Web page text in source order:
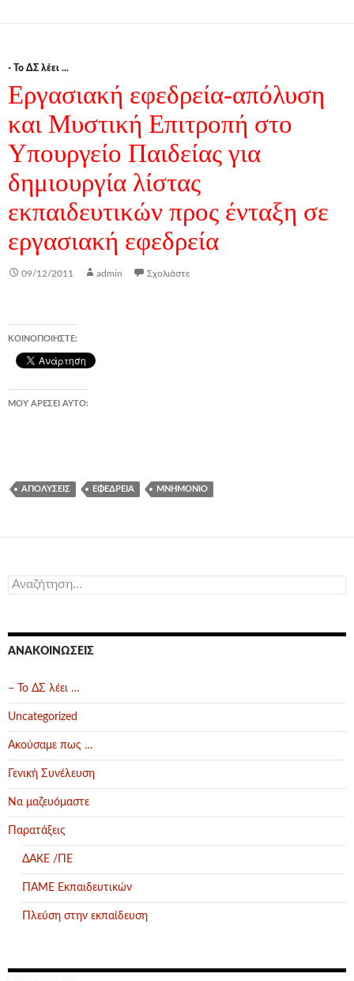
- Το ΔΣ λέει ...
Εργασιακή εφεδρεία-απόλυση
και Μυστική Επιτροπή στο
Υπουργείο Παιδείας για
δημιουργία λίστας
εκπαιδευτικών προς ένταξη σε
εργασιακή εφεδρεία
09/12/2011 admin Σχολιάστε
ΚΟΙΝΟΠΟΙΉΣΤΕ:
ΜΟΥ ΑΡΈΣΕΙ ΑΥΤΌ:
ΑΠΟΛΎΣΕΙΣ ΕΦΕΔΡΕΊΑ ΜΝΗΜΌΝΙΟ
Αναζήτηση
για:
ΑΝΑΚΟΙΝΏΣΕΙΣ
– Το ΔΣ λέει …
Uncategorized
Ακούσαμε πως …
Γενική Συνέλευση
Να μαζευόμαστε
Παρατάξεις
ΔΑΚΕ /ΠΕ
ΠΑΜΕ Εκπαιδευτικών
Πλεύση στην εκπαίδευση